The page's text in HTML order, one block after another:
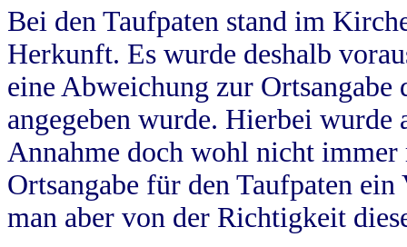
Bei den Taufpaten stand im
Herkunft. Es wurde deshalb
eine Abweichung zur
angegeben wurde. Hierbei wurde
Annahme doch wohl nicht
Ortsangabe für den Taufpaten
man aber von der Richtigkeit